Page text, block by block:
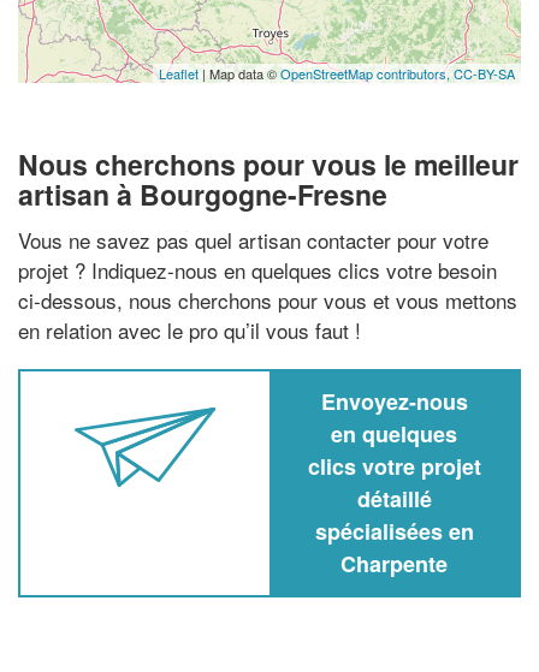
Leaflet | Map data ©OpenStreetMap contributors, CC-BY-SA
Nous cherchons pour vous le meilleur
artisan à Bourgogne-Fresne
Vous ne savez pas quel artisan contacter pour votre
projet ? Indiquez-nous en quelques clics votre besoin
ci-dessous, nous cherchons pour vous et vous mettons
en relation avec le pro qu’il vous faut !
Envoyez-nous
en quelques
clics votre projet
détaillé
spécialisées en
Charpente